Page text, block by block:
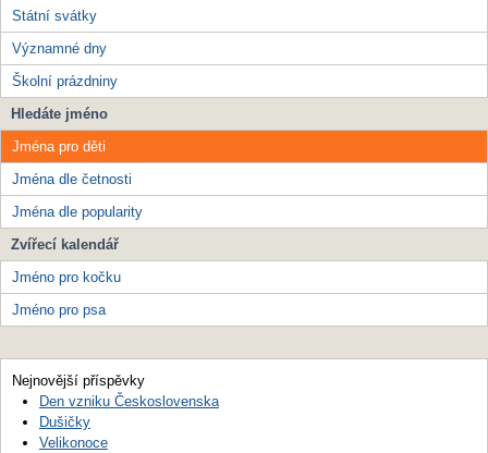
Státní svátky
Významné dny
Školní prázdniny
Hledáte jméno
Jména pro děti
Jména dle četnosti
Jména dle popularity
Zvířecí kalendář
Jméno pro kočku
Jméno pro psa
Nejnovější příspěvky
Den vzniku Československa
Dušičky
Velikonoce